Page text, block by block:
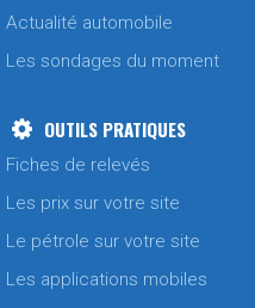
Actualité automobile
Les sondages du moment
OUTILS PRATIQUES
Fiches de relevés
Les prix sur votre site
Le pétrole sur votre site
Les applications mobiles